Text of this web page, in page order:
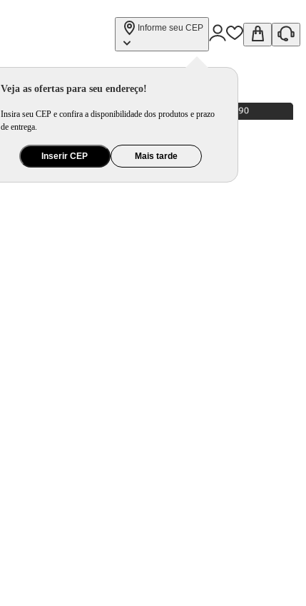
Informe seu CEP
Veja as ofertas para seu endereço!
Insira seu CEP e confira a disponibilidade dos produtos e prazo
de entrega.
Inserir CEP Mais tarde